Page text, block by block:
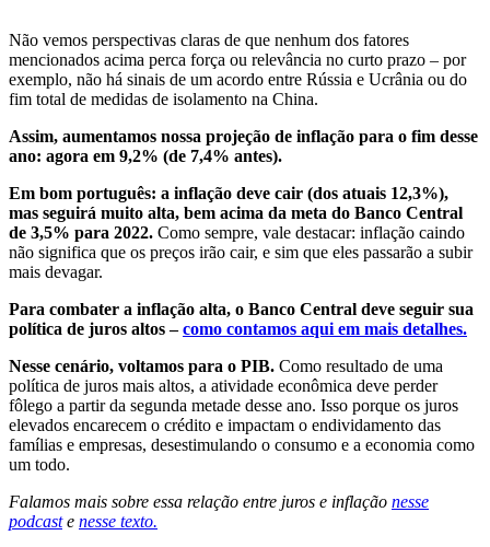
Não vemos perspectivas claras de que nenhum dos fatores
mencionados acima perca força ou relevância no curto prazo – por
exemplo, não há sinais de um acordo entre Rússia e Ucrânia ou do
fim total de medidas de isolamento na China.
Assim, aumentamos nossa projeção de inflação para o fim desse
ano: agora em 9,2% (de 7,4% antes).
Em bom português: a inflação deve cair (dos atuais 12,3%),
mas seguirá muito alta, bem acima da meta do Banco Central
de 3,5% para 2022. Como sempre, vale destacar: inflação caindo
não significa que os preços irão cair, e sim que eles passarão a subir
mais devagar.
Para combater a inflação alta, o Banco Central deve seguir sua
política de juros altos –como contamos aqui em mais detalhes.
Nesse cenário, voltamos para o PIB. Como resultado de uma
política de juros mais altos, a atividade econômica deve perder
fôlego a partir da segunda metade desse ano. Isso porque os juros
elevados encarecem o crédito e impactam o endividamento das
famílias e empresas, desestimulando o consumo e a economia como
um todo.
Falamos mais sobre essa relação entre juros e inflação nesse
podcaste nesse texto.